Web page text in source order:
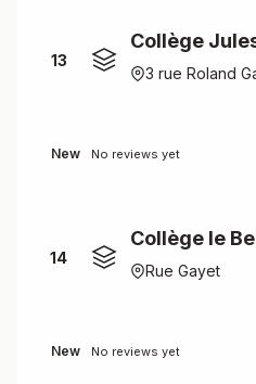
13
Collège
3 rue Roland
New No reviews yet
14
Collège le
Rue Gayet
New No reviews yet